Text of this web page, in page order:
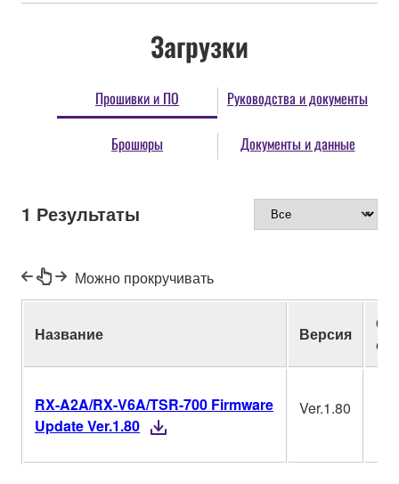
Загрузки
Прошивки и ПО Руководства и документы
Брошюры Документы и данные
1 Результаты
Можно прокручивать
Название Версия
RX-A2A/RX-V6A/TSR-700 Firmware
Update Ver.1.80
Ver.1.80